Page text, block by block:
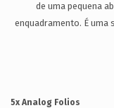
de uma pequena
enquadramento. É uma
5x Analog Folios